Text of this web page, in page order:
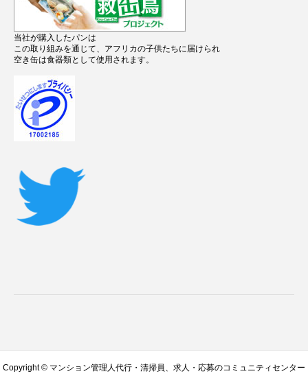
当社が購入したパンは
この取り組みを通じて、アフリカの子供たちに届けられ
空き缶は食器類として使用されます。
Copyright © マンション管理人代行・清掃員、求人・応募のコミュニティセンター